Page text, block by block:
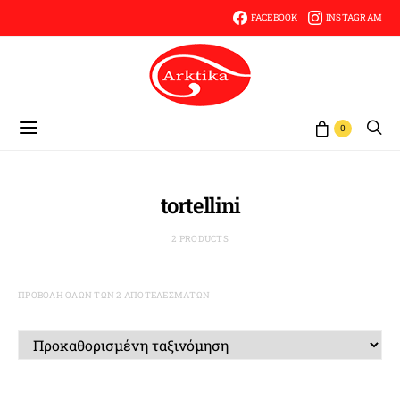
FACEBOOK INSTAGRAM
0
tortellini
2 PRODUCTS
ΠΡΟΒΟΛΉ ΌΛΩΝ ΤΩΝ 2 ΑΠΟΤΕΛΕΣΜΆΤΩΝ